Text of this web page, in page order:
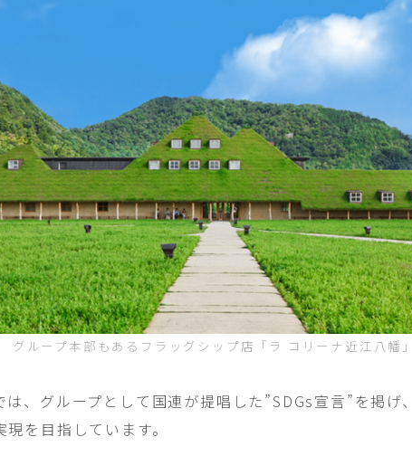
グループ本部もあるフラッグシップ店「ラ コリーナ近江八幡」
は、グループとして国連が提唱した”SDGs宣言”を掲げ
を目指しています。